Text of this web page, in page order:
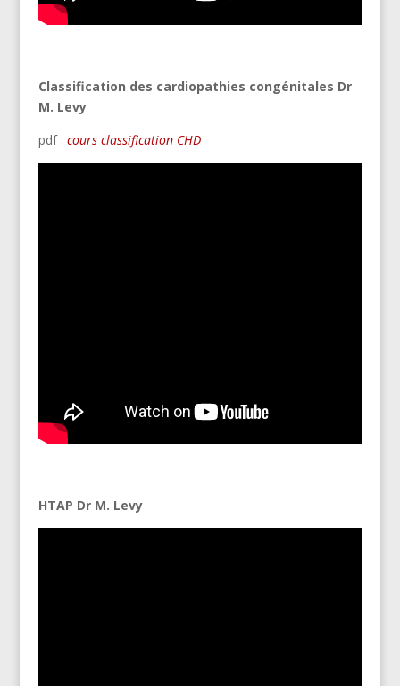
Classification des cardiopathies congénitales Dr
M. Levy
pdf : cours classification CHD
HTAP Dr M. Levy